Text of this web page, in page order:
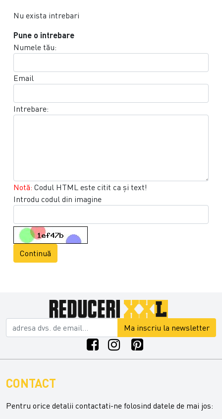
Nu exista intrebari
Pune o intrebare
Numele tău:
Email
Intrebare:
Notă: Codul HTML este citit ca şi text!
Introdu codul din imagine
Continuă
Ma inscriu la newsletter
CONTACT
Pentru orice detalii contactati-ne folosind datele de mai jos: